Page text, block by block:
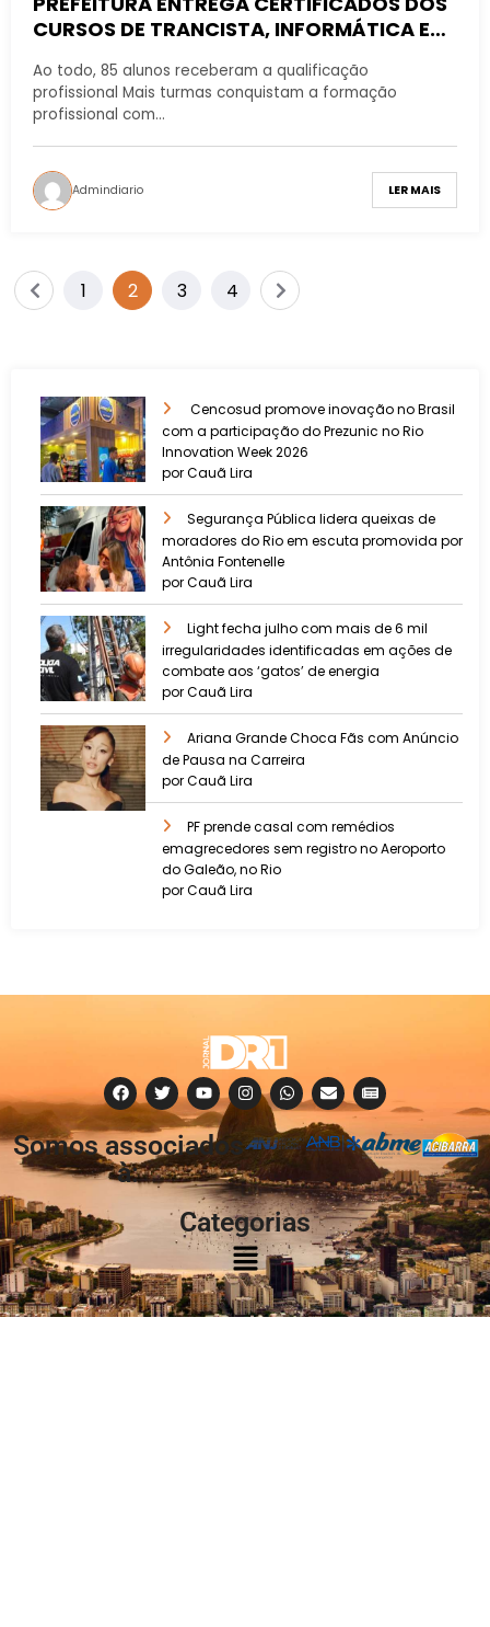
CURSOS DE TRANCISTA, INFORMÁTICA E
Ao todo, 85 alunos receberam a qualificação
profissional Mais turmas conquistam a formação
profissional com…
Admindiario LER MAIS
1 2 3 4
Cencosud promove inovação no Brasil
com a participação do Prezunic no Rio
Innovation Week 2026
por Cauã Lira
​Segurança Pública lidera queixas de
moradores do Rio em escuta promovida por
Antônia Fontenelle
por Cauã Lira
Light fecha julho com mais de 6 mil
irregularidades identificadas em ações de
combate aos ‘gatos’ de energia
por Cauã Lira
Ariana Grande Choca Fãs com Anúncio
de Pausa na Carreira
por Cauã Lira
PF prende casal com remédios
emagrecedores sem registro no Aeroporto
do Galeão, no Rio
por Cauã Lira
Somos associados
à:
Categorias